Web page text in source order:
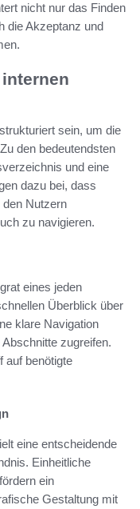
nicht nur das Finden
die Akzeptanz und
sein, um die
den bedeutendsten
und eine
dazu bei, dass
den Nutzern
zu navigieren.
eines jeden
Überblick über
klare Navigation
zugreifen.
auf benötigte
eine entscheidende
Einheitliche
ein
Gestaltung mit